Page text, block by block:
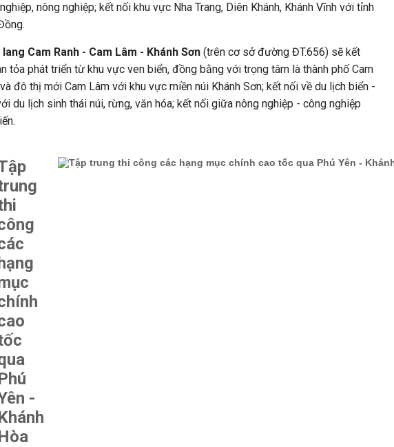
nông nghiệp; kết nối khu vực Nha Trang, Diên Khánh, Khánh Vĩnh với tỉnh
lang Cam Ranh - Cam Lâm - Khánh Sơn (trên cơ sở đường ĐT.656) sẽ kết
tỏa phát triển từ khu vực ven biển, đồng bằng với trọng tâm là thành phố Cam
đô thị mới Cam Lâm với khu vực miền núi Khánh Sơn; kết nối về du lịch biển -
du lịch sinh thái núi, rừng, văn hóa; kết nối giữa nông nghiệp - công nghiệp
hạng
-